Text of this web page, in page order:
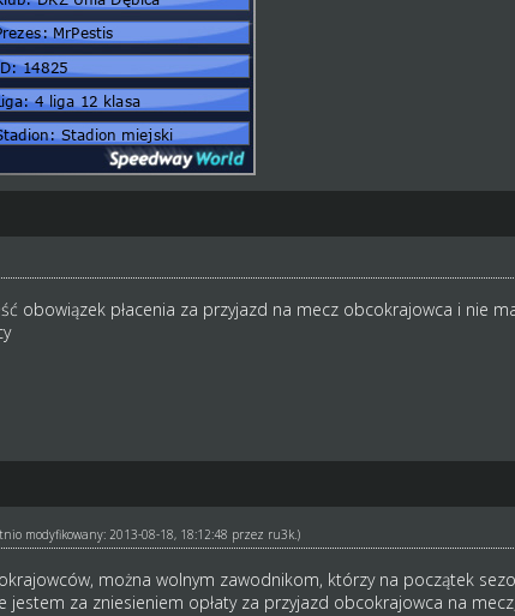
obowiązek płacenia za przyjazd na mecz obcokrajowca i nie
modyfikowany: 2013-08-18, 18:12:48 przez ru3k.)
można wolnym zawodnikom, którzy na początek
jestem za zniesieniem opłaty za przyjazd obcokrajowca na